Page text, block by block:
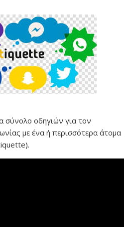
σύνολο οδηγιών για τον
με ένα ή περισσότερα άτομα